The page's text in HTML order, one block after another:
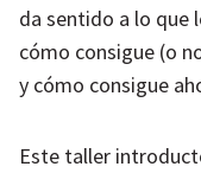
da sentido a lo que
cómo consigue (o
y cómo consigue
Este taller